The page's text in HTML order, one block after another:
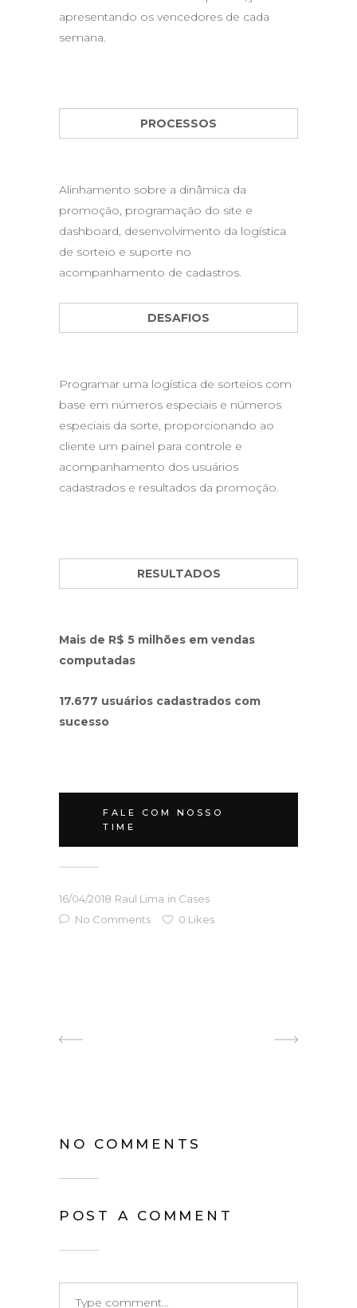
apresentando os vencedores de cada
semana.
PROCESSOS
Alinhamento sobre a dinâmica da
promoção, programação do site e
dashboard, desenvolvimento da logística
de sorteio e suporte no
acompanhamento de cadastros.
DESAFIOS
Programar uma logística de sorteios com
base em números especiais e números
especiais da sorte, proporcionando ao
cliente um painel para controle e
acompanhamento dos usuários
cadastrados e resultados da promoção.
RESULTADOS
Mais de R$ 5 milhões em vendas
computadas
17.677 usuários cadastrados com
sucesso
FALE COM NOSSO
TIME
16/04/2018 Raul Lima in Cases
No Comments
0 Likes
NO COMMENTS
POST A COMMENT